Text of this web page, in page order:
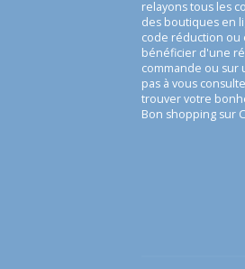
relayons tous les
des boutiques en
code réduction ou
bénéficier d'une
commande ou sur
pas à vous
trouver votre
Bon shopping sur